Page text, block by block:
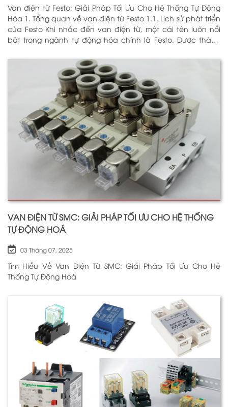
Van điện từ Festo: Giải Pháp Tối Ưu Cho Hệ Thống Tự Động
Hóa 1. Tổng quan về van điện từ Festo 1.1. Lịch sử phát triển
của Festo Khi nhắc đến van điện từ, một cái tên luôn nổi
bật trong ngành tự động hóa chính là Festo. Được thành
VAN ĐIỆN TỪ SMC: GIẢI PHÁP TỐI ƯU CHO HỆ THỐNG
TỰ ĐỘNG HOÁ
03 Tháng 07, 2025
Tìm Hiểu Về Van Điện Từ SMC: Giải Pháp Tối Ưu Cho Hệ
Thống Tự Động Hoá